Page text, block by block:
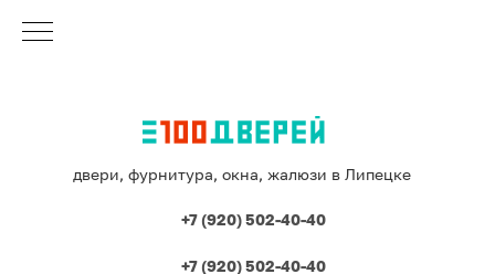
двери, фурнитура, окна, жалюзи в Липецке
+7 (920) 502-40-40
+7 (920) 502-40-40